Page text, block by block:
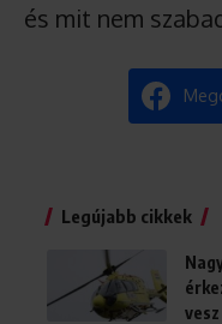
és mit nem
Legújabb cikkek